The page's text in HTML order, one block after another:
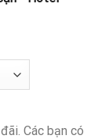
Các bạn có